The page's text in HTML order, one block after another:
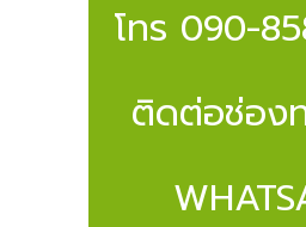
โทร 090-
ติดต่อช่อง